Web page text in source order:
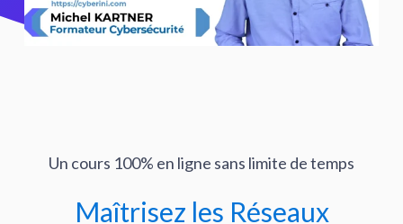
Un cours 100% en ligne sans limite de temps
Maîtrisez les Réseaux